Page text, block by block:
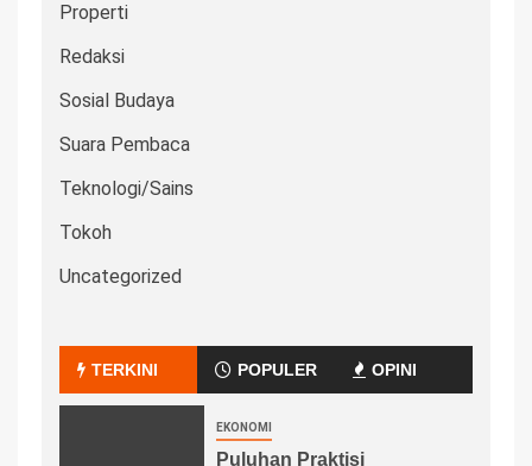
Properti
Redaksi
Sosial Budaya
Suara Pembaca
Teknologi/Sains
Tokoh
Uncategorized
TERKINI POPULER OPINI
EKONOMI
Puluhan Praktisi